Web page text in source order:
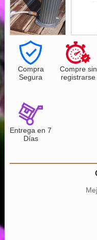
Compra
Segura
Compre sin
registrarse
Entrega en 7
Días